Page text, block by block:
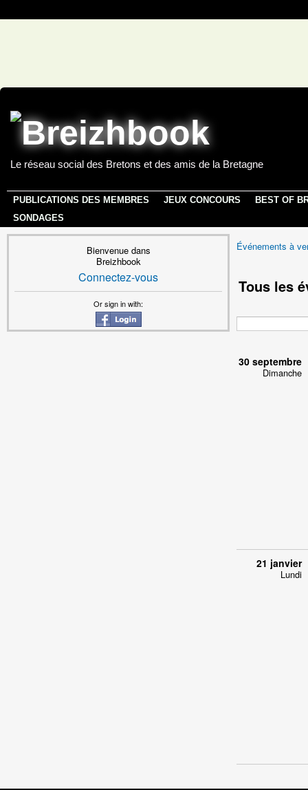
Le réseau social des Bretons et des amis de la Bretagne
PUBLICATIONS DES MEMBRES JEUX CONCOURS
BEST OF
SONDAGES
Bienvenue dans
Breizhbook
Connectez-vous
Or sign in with:
Événements à
Tous les
30 septembre
Dimanche
21 janvier
Lundi